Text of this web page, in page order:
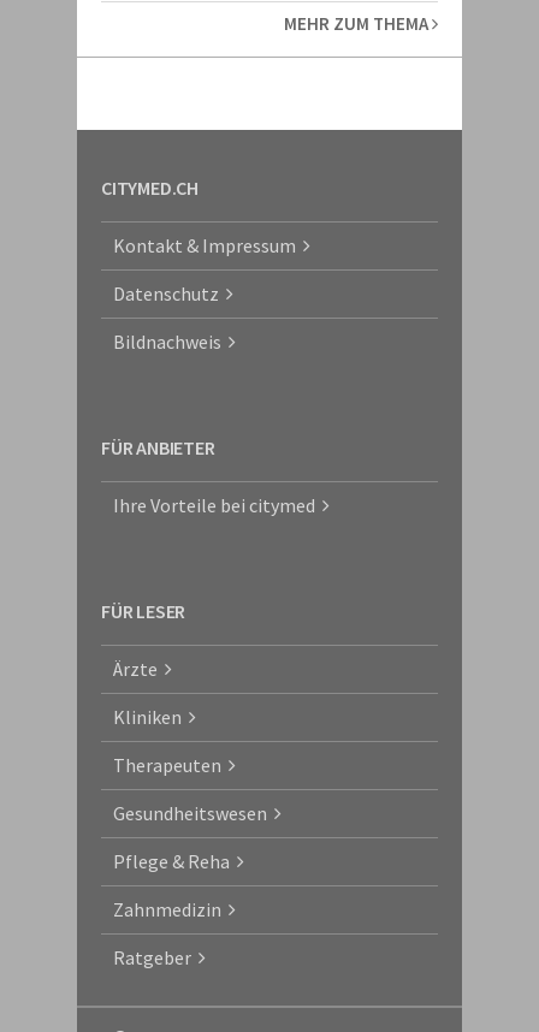
MEHR ZUM THEMA
CITYMED.CH
Kontakt & Impressum
Datenschutz
Bildnachweis
FÜR ANBIETER
Ihre Vorteile bei citymed
FÜR LESER
Ärzte
Kliniken
Therapeuten
Gesundheitswesen
Pflege & Reha
Zahnmedizin
Ratgeber